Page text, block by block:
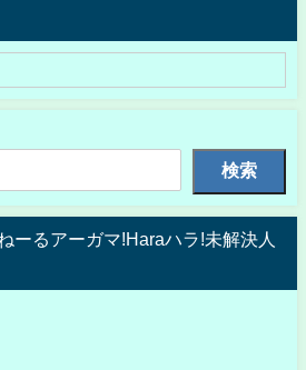
検索
ーるアーガマ!Haraハラ!未解決人